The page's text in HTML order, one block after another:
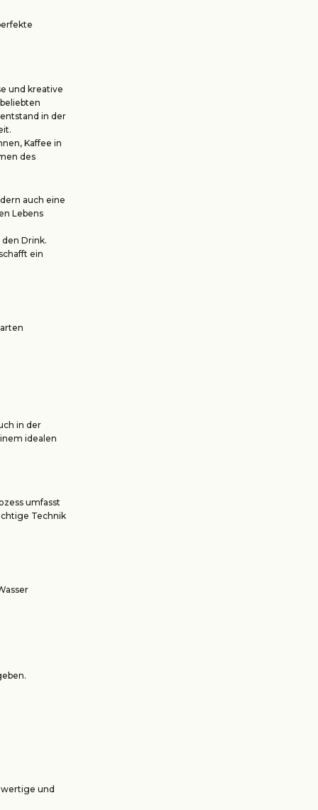
und kreative
in der
Kaffee in
des
auch eine
Lebens
Drink.
ein
in der
idealen
umfasst
Technik
und